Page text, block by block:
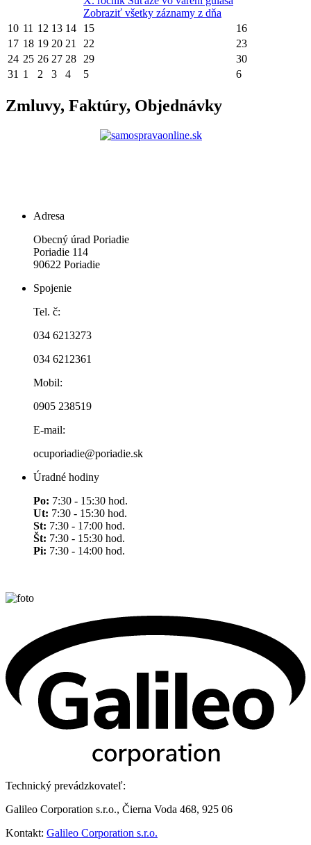
Zobraziť všetky záznamy z dňa
10 11 12 13 14 15
16
17 18 19 20 21 22
23
24 25 26 27 28 29
30
31 1 2 3 4 5 6
Zmluvy, Faktúry, Objednávky
Adresa
Obecný úrad Poriadie
Poriadie 114
90622 Poriadie
Spojenie
Tel. č:
034 6213273
034 6212361
Mobil:
0905 238519
E-mail:
ocuporiadie@poriadie.sk
Úradné hodiny
Po: 7:30 - 15:30 hod.
Ut: 7:30 - 15:30 hod.
St: 7:30 - 17:00 hod.
Št: 7:30 - 15:30 hod.
Pi: 7:30 - 14:00 hod.
Technický prevádzkovateľ:
Galileo Corporation s.r.o., Čierna Voda 468, 925 06
Kontakt: Galileo Corporation s.r.o.